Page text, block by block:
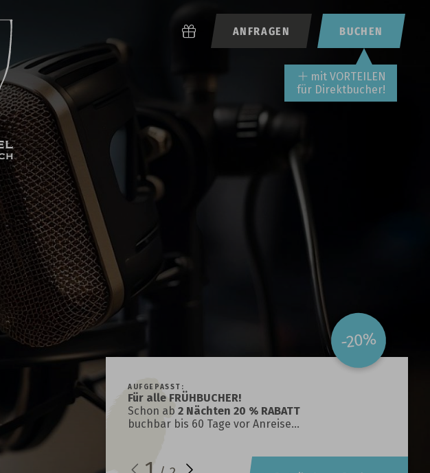
BUCHEN
ANFRAGEN
mit VORTEILEN
für Direktbucher!
-20%
AUFGEPASST:
Für alle FRÜHBUCHER!
Schon ab 2 Nächten 20 % RABATT
buchbar bis 60 Tage vor Anreise…